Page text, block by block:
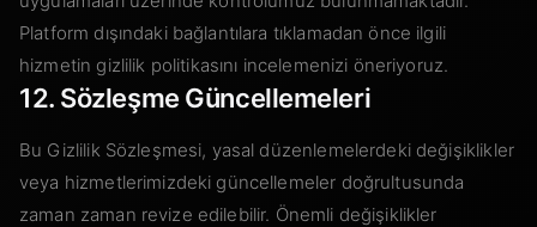
Platform dışındaki bağlantılara tıklamadan önce ilgili
hizmetin gizlilik politikasını incelemenizi öneriyoruz.
12. Sözleşme Güncellemeleri
Bu Gizlilik Sözleşmesi, yasal düzenlemelerdeki değişiklikler
veya hizmetlerimizdeki güncellemeler doğrultusunda
zaman zaman revize edilebilir. Önemli değişiklikler